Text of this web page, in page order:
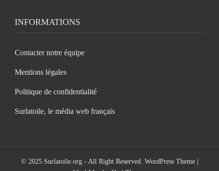
INFORMATIONS
Contacter notre équipe
Mentions légales
Politique de confidentialité
Surlatoile, le média web français
© 2025 Surlatoile.org - All Right Reserved. WordPress Theme |